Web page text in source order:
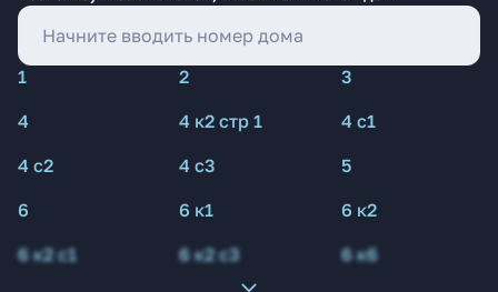
1 2
3
4
4 к2 стр 1
4 с1
4 с2
4 с3
5
6
6 к1
6 к2
6 к2 с1
6 к2 с3 6 к6